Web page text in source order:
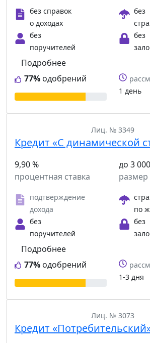
без справок
о доходах
без
без
поручителей
без
77% одобрений
Подробнее
1 день
Лиц. № 3349
Кредит «С динамической
9,90 %
процентная ставка
до 3
размер
подтверждение
дохода
по
без
поручителей
без
77% одобрений
Подробнее
1-3 дня
Лиц. № 3073
Кредит